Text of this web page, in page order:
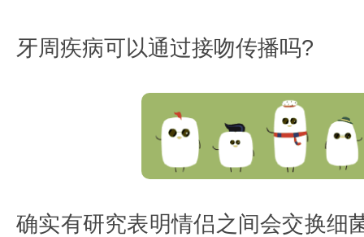
牙周疾病可以通过接吻传播吗?
确实有研究表明情侣之间会交换细